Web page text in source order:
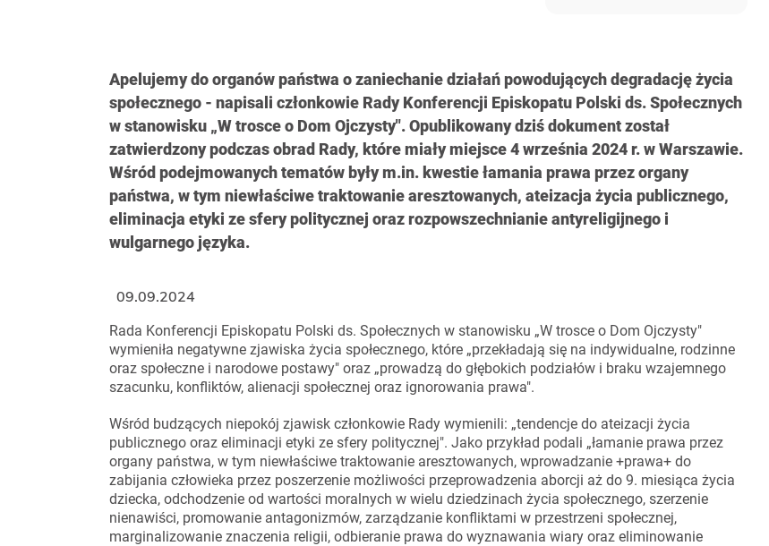
Apelujemy do organów państwa o zaniechanie działań powodujących degradację życia
społecznego - napisali członkowie Rady Konferencji Episkopatu Polski ds. Społecznych
w stanowisku „W trosce o Dom Ojczysty". Opublikowany dziś dokument został
zatwierdzony podczas obrad Rady, które miały miejsce 4 września 2024 r. w Warszawie.
Wśród podejmowanych tematów były m.in. kwestie łamania prawa przez organy
państwa, w tym niewłaściwe traktowanie aresztowanych, ateizacja życia publicznego,
eliminacja etyki ze sfery politycznej oraz rozpowszechnianie antyreligijnego i
wulgarnego języka.
Rada Konferencji Episkopatu Polski ds. Społecznych w stanowisku „W trosce o Dom Ojczysty"
wymieniła negatywne zjawiska życia społecznego, które „przekładają się na indywidualne, rodzinne
oraz społeczne i narodowe postawy" oraz „prowadzą do głębokich podziałów i braku wzajemnego
szacunku, konfliktów, alienacji społecznej oraz ignorowania prawa".
Wśród budzących niepokój zjawisk członkowie Rady wymienili: „tendencje do ateizacji życia
publicznego oraz eliminacji etyki ze sfery politycznej". Jako przykład podali „łamanie prawa przez
organy państwa, w tym niewłaściwe traktowanie aresztowanych, wprowadzanie +prawa+ do
zabijania człowieka przez poszerzenie możliwości przeprowadzenia aborcji aż do 9. miesiąca życia
dziecka, odchodzenie od wartości moralnych w wielu dziedzinach życia społecznego, szerzenie
nienawiści, promowanie antagonizmów, zarządzanie konfliktami w przestrzeni społecznej,
marginalizowanie znaczenia religii, odbieranie prawa do wyznawania wiary oraz eliminowanie
09.09.2024